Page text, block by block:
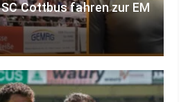
Cottbus fahren zur EM